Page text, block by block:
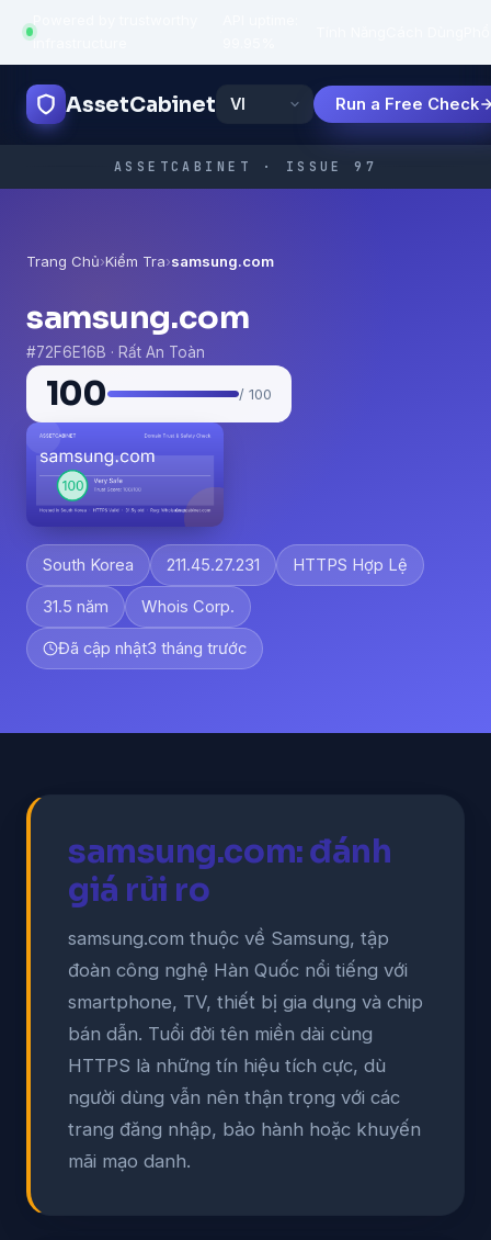
infrastructure
AssetCabinet Run a Free Check
ASSETCABINET · ISSUE 97
Trang Chủ›Kiểm Tra›samsung.com
samsung.com
#72F6E16B · Rất An Toàn
100 / 100
South Korea 211.45.27.231 HTTPS Hợp Lệ
31.5 năm Whois Corp.
Đã cập nhật3 tháng trước
samsung.com: đánh
giá rủi ro
samsung.com thuộc về Samsung, tập
đoàn công nghệ Hàn Quốc nổi tiếng với
smartphone, TV, thiết bị gia dụng và chip
bán dẫn. Tuổi đời tên miền dài cùng
HTTPS là những tín hiệu tích cực, dù
người dùng vẫn nên thận trọng với các
trang đăng nhập, bảo hành hoặc khuyến
mãi mạo danh.